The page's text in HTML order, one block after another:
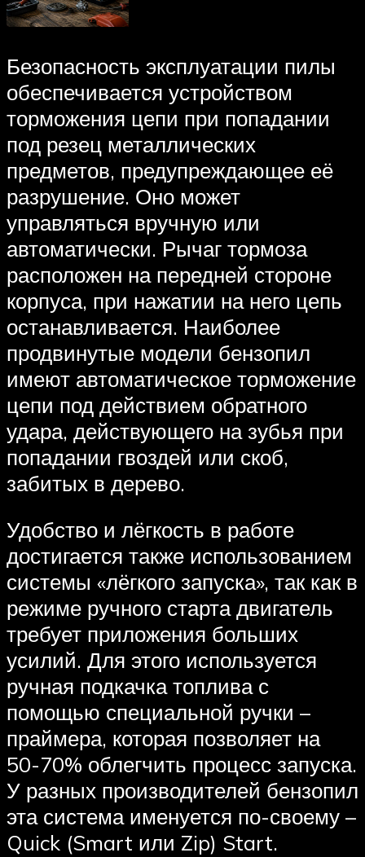
Безопасность эксплуатации пилы
обеспечивается устройством
торможения цепи при попадании
под резец металлических
предметов, предупреждающее её
разрушение. Оно может
управляться вручную или
автоматически. Рычаг тормоза
расположен на передней стороне
корпуса, при нажатии на него цепь
останавливается. Наиболее
продвинутые модели бензопил
имеют автоматическое торможение
цепи под действием обратного
удара, действующего на зубья при
попадании гвоздей или скоб,
забитых в дерево.
Удобство и лёгкость в работе
достигается также использованием
системы «лёгкого запуска», так как в
режиме ручного старта двигатель
требует приложения больших
усилий. Для этого используется
ручная подкачка топлива с
помощью специальной ручки –
праймера, которая позволяет на
50-70% облегчить процесс запуска.
У разных производителей бензопил
эта система именуется по-своему –
Quick (Smart или Zip) Start.